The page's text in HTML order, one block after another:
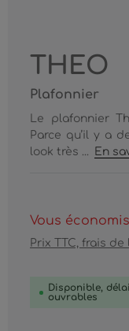
THEO
Plafonnier
Le plafonnier
Parce qu’il y a
look très ...
En
Vous
Prix TTC, frais
Disponible,
ouvrables